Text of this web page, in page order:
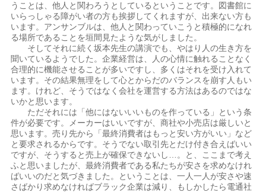
うことは、他人と関わろうとしているということです。図書館に
いらっしゃる障がい者の方も挨拶してくれますが、出来ない方も
います。アンサンブルは、他人と関わっていこうと積極的になれ
る場所であることを垣間見たような気がしました。
そしてそれに続く坂本先生の講演でも、やはり人の生き方を
聞いているようでした。企業経営は、人の心情に触れることなく
合理的に機能させることが多いですし、多くはそれを受け入れて
います。その結果無理をして心とからだのバランスを崩す人もい
ます。けれど、そうではなく会社を運営する方法はあるのではな
いかと思います。
ただそれには「他にはないいいものを作っている」という条
件が必要です。メーカーはいいですが、商社や小売店は厳しいと
思います。売り先から「最終消費者はもっと安い方がいい」など
と要求されるからです。そうでない取引先とだけ付き合えばいい
ですが、そうすると売上が確保できないし…。と、ここまで考え
ふと思いましたが、最終消費者である私たちが安さを求めなけれ
ばいいのだと気づきました。ということは、一人一人が安さや速
さばかり求めなければブラック企業は減り、もしかしたら電通社